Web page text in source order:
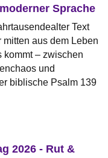
Sprache
Text
mitten aus dem Leben
kommt – zwischen
und
biblische Psalm 139
2026 - Rut &